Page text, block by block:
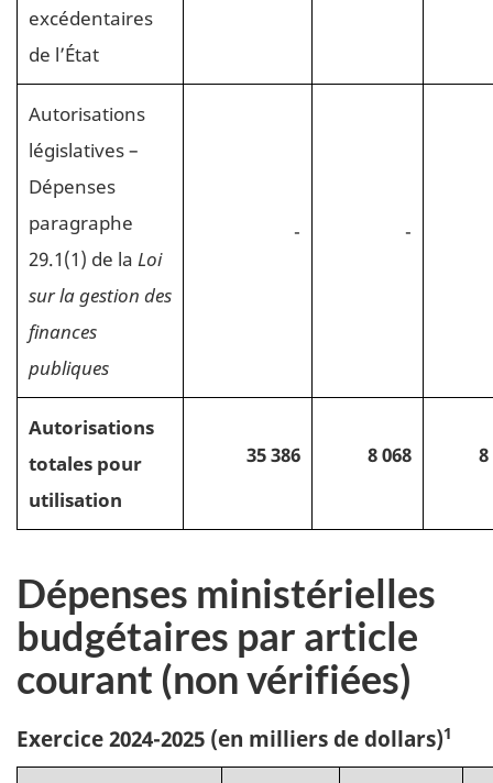
excédentaires
de l’État
Autorisations
législatives –
Dépenses
paragraphe
29.1(1) de la Loi
sur la gestion des
finances
publiques
- -
Autorisations
totales pour
utilisation
35 386 8 068 8
Dépenses ministérielles
budgétaires par article
courant (non vérifiées)
Exercice 2024-2025 (en milliers de dollars)1